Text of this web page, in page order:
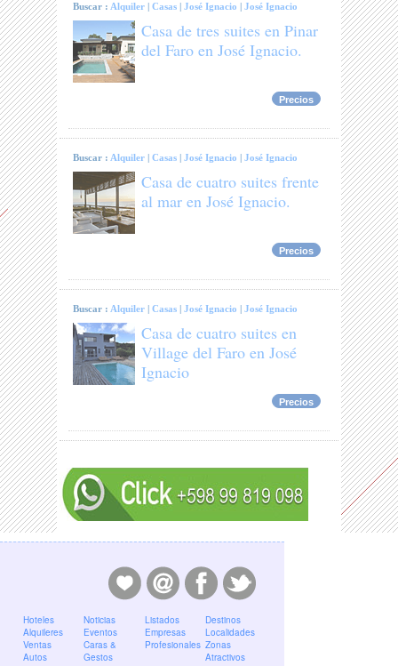
Buscar : Alquiler |Casas |José Ignacio |José Ignacio
Casa de tres suites en Pinar
del Faro en José Ignacio.
Precios
Buscar : Alquiler |Casas |José Ignacio |José Ignacio
Casa de cuatro suites frente
al mar en José Ignacio.
Precios
Buscar : Alquiler |Casas |José Ignacio |José Ignacio
Casa de cuatro suites en
Village del Faro en José
Ignacio
Precios
Hoteles
Alquileres
Ventas
Autos
Noticias
Eventos
Caras &
Gestos
Listados
Empresas
Profesionales
Destinos
Localidades
Zonas
Atractivos